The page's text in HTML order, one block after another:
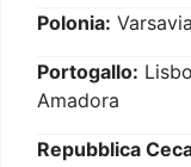
Polonia:
Portogallo:
Amadora
Repubblica